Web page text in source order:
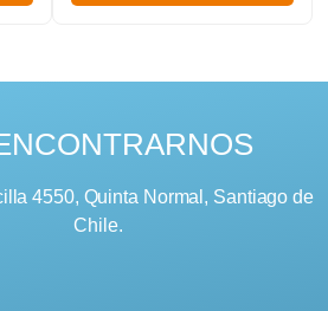
4550, Quinta Normal, Santiago de
Chile.